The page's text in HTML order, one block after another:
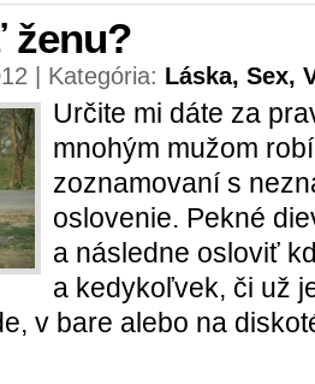
ženu?
| Kategória: Láska, Sex,
Určite mi dáte za
mnohým mužom
zoznamovaní s
oslovenie. Pekné
a následne osloviť
a kedykoľvek, či už
v bare alebo na